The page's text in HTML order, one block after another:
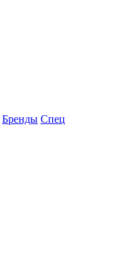
Бренды Спец